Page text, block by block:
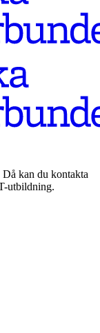
kan du kontakta
utbildning.